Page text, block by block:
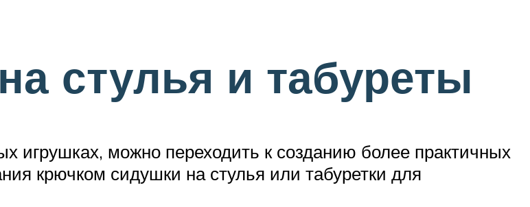
стулья и табуреты
игрушках, можно переходить к созданию более практичных
крючком сидушки на стулья или табуретки для